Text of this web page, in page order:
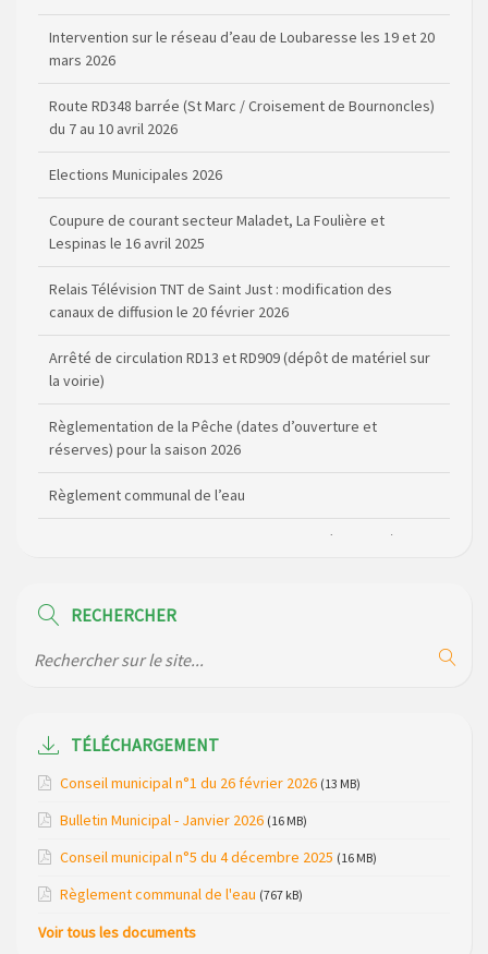
Route RD348 barrée (St Marc / Croisement de Bournoncles)
Elections Municipales 2026
Coupure de courant secteur Maladet, La Foulière et
Relais Télévision TNT de Saint Just : modification des
Arrêté de circulation RD13 et RD909 (dépôt de matériel sur
Règlementation de la Pêche (dates d’ouverture et
Règlement communal de l’eau
Agenda Culturel de Saint Flour Communauté Janvier à Juin
Horaire des bus scolaires passant sur la commune
de la gendarmerie
Maison des services de Ruynes en Margeride – programme
du mois de avril 2026
bungalows bois, ses chalets et sa piscine
Réunion d’installation du nouveau conseil municipal à
Campagne de collecte des plastiques agricoles le 22 avril
RECHERCHER
TÉLÉCHARGEMENT
Conseil municipal n°1 du 26 février 2026 (13 MB)
Bulletin Municipal - Janvier 2026 (16 MB)
Conseil municipal n°5 du 4 décembre 2025 (16 MB)
Règlement communal de l'eau (767 kB)
Voir tous les documents